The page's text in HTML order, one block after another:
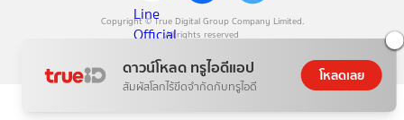
ดาวน์โหลด ทรูไอดีแอป
สัมผัสโลกไร้ขีดจำกัดกับทรูไอดี
โหลดเลย
Copyright © True Digital Group Company Limited.
All rights reserved